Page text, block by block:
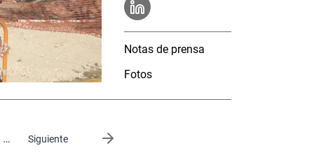
Notas de prensa
Fotos
… Siguiente
página